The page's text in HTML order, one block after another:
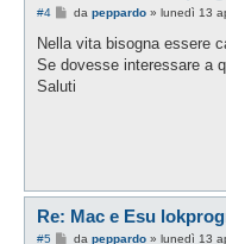
#4
M
s
a
g
da peppardo» lunedì 13
Nella vita bisogna essere
Se dovesse interessare a
Saluti
Re: Mac e Esu
#5
Mda peppardo» lunedì 13